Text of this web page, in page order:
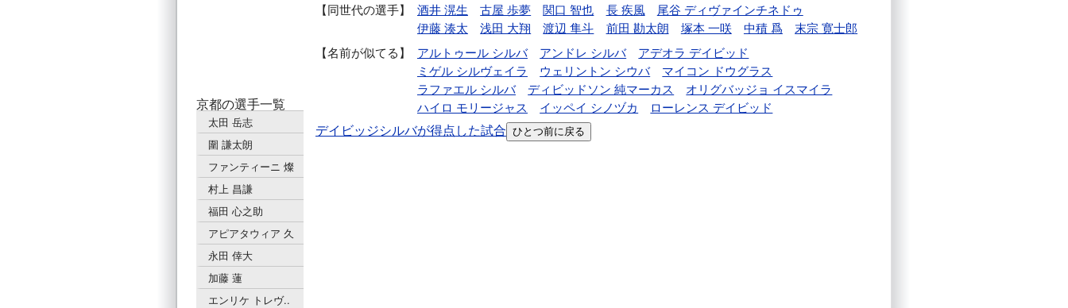
京都の選手一覧
太田 岳志
圍 謙太朗
ファンティーニ 燦
村上 昌謙
福田 心之助
アピアタウィア 久
永田 倖大
加藤 蓮
エンリケ トレヴ..
同世代の選手
酒井 滉生 古屋 歩夢 関口 智也 長 疾風
尾谷 ディヴァインチネドゥ
伊藤 湊太
浅田 大翔 渡辺 隼斗 前田 勘太朗 塚本 一咲 中積 爲
末宗 寛士郎
名前が似てる
アルトゥール シルバ アンドレ シルバ
アデオラ デイビッド
ミゲル シルヴェイラ
ウェリントン シウバ
マイコン ドウグラス
ラファエル シルバ
ディビッドソン 純マーカス
オリグバッジョ イスマイラ
ハイロ モリージャス
イッペイ シノヅカ ローレンス デイビッド
デイビッジシルバが得点した試合 ひとつ前に戻る